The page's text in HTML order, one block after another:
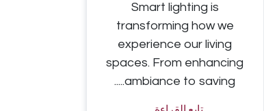
Smart lighting is
transforming how we
experience our living
spaces. From enhancing
ambiance to saving.....